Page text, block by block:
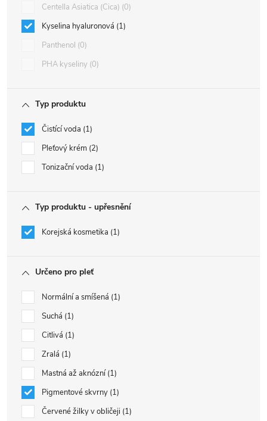
Centella Asiatica (Cica) 0
Kyselina hyaluronová 1
Panthenol 0
PHA kyseliny 0
Typ produktu
Čistící voda 1
Pleťový krém 2
Tonizační voda 1
Typ produktu - upřesnění
Korejská kosmetika 1
Určeno pro pleť
Normální a smíšená 1
Suchá 1
Citlivá 1
Zralá 1
Mastná až aknózní 1
Pigmentové skvrny 1
Červené žilky v obličeji 1